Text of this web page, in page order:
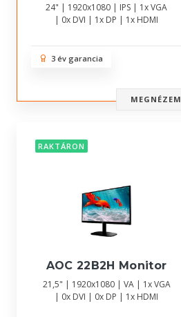
24" | 1920x1080 | IPS | 1x VGA
| 0x DVI | 1x DP | 1x HDMI
3 év garancia
MEGNÉZEM
RAKTÁRON
AOC 22B2H Monitor
21,5" | 1920x1080 | VA | 1x VGA
| 0x DVI | 0x DP | 1x HDMI